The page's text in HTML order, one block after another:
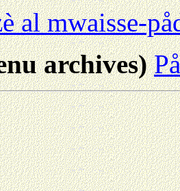
al mwaisse-
archives)